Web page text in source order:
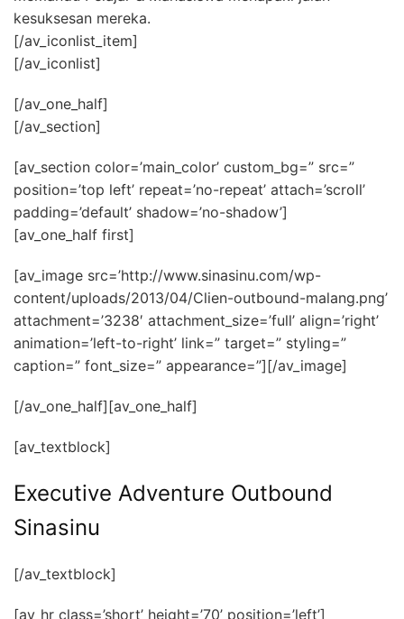
kesuksesan mereka.
[/av_iconlist_item]
[/av_iconlist]
[/av_one_half]
[/av_section]
[av_section color=’main_color’ custom_bg=” src=”
position=’top left’ repeat=’no-repeat’ attach=’scroll’
padding=’default’ shadow=’no-shadow’]
[av_one_half first]
[av_image src=’http://www.sinasinu.com/wp-
content/uploads/2013/04/Clien-outbound-malang.png’
attachment=’3238′ attachment_size=’full’ align=’right’
animation=’left-to-right’ link=” target=” styling=”
caption=” font_size=” appearance=”][/av_image]
[/av_one_half][av_one_half]
[av_textblock]
Executive Adventure Outbound
Sinasinu
[/av_textblock]
[av_hr class=’short’ height=’70’ position=’left’]